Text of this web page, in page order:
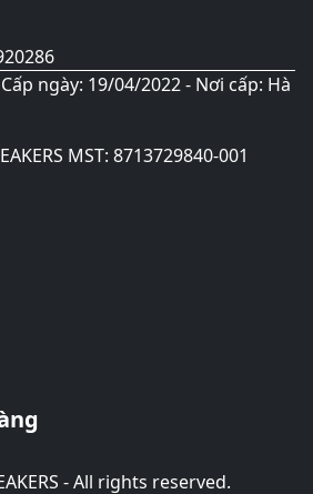
ngày: 19/04/2022 - Nơi cấp: Hà
MST: 8713729840-001
- All rights reserved.